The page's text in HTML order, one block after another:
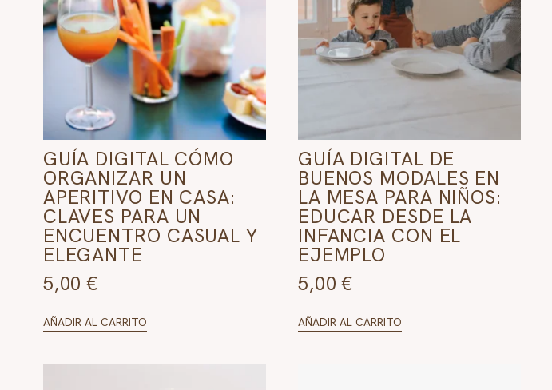
GUÍA DIGITAL CÓMO
ORGANIZAR UN
APERITIVO EN CASA:
CLAVES PARA UN
ENCUENTRO CASUAL Y
ELEGANTE
5,00€
AÑADIR AL CARRITO
GUÍA DIGITAL DE
BUENOS MODALES EN
LA MESA PARA NIÑOS:
EDUCAR DESDE LA
INFANCIA CON EL
EJEMPLO
5,00€
AÑADIR AL CARRITO